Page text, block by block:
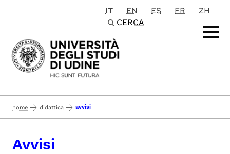
Passa al contenuto principale
IT EN ES FR
ZH
CERCA
home didattica avvisi
Avvisi